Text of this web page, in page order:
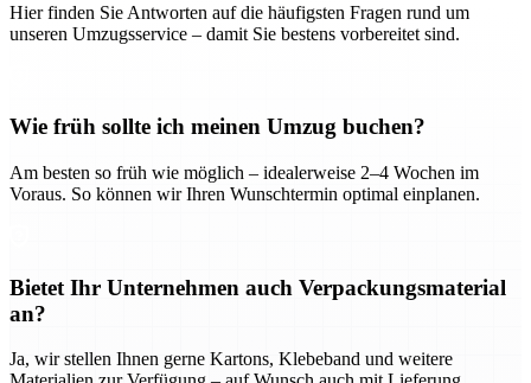
Hier finden Sie Antworten auf die häufigsten Fragen rund um
unseren Umzugsservice – damit Sie bestens vorbereitet sind.
Wie früh sollte ich meinen Umzug buchen?
Am besten so früh wie möglich – idealerweise 2–4 Wochen im
Voraus. So können wir Ihren Wunschtermin optimal einplanen.
Bietet Ihr Unternehmen auch Verpackungsmaterial
an?
Ja, wir stellen Ihnen gerne Kartons, Klebeband und weitere